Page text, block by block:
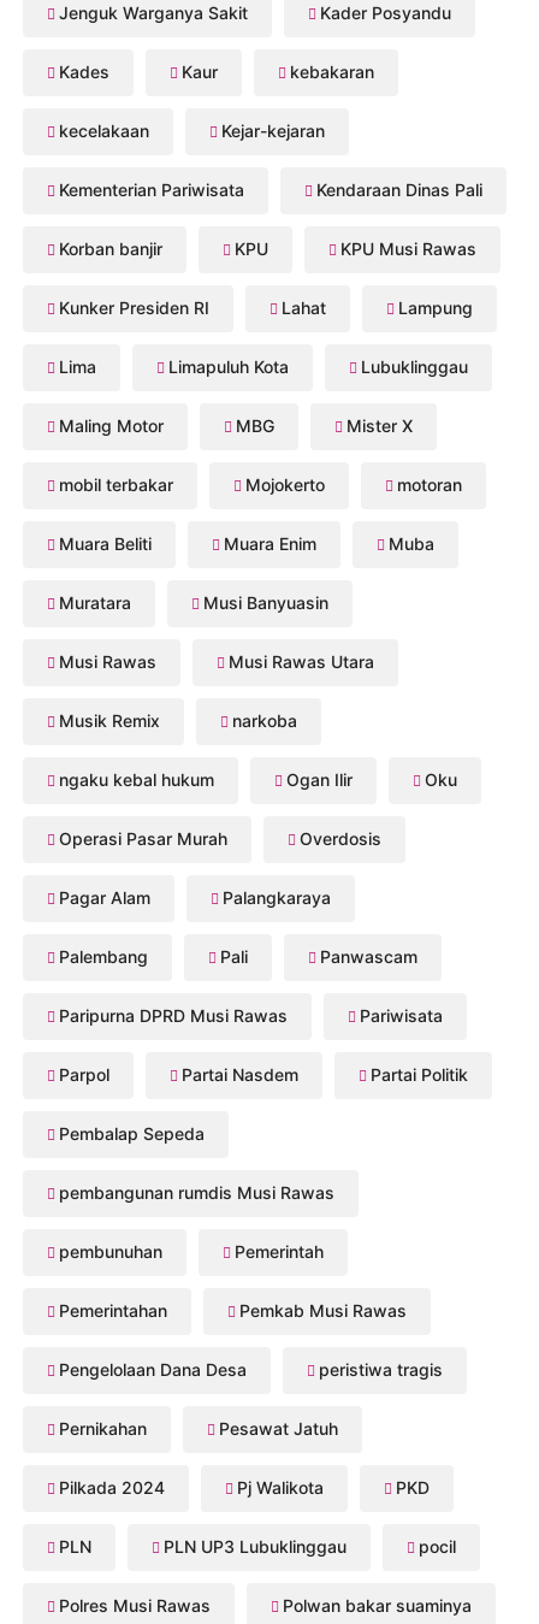
Jenguk Warganya Sakit Kader Posyandu
Kades Kaur kebakaran
kecelakaan Kejar-kejaran
Kementerian Pariwisata Kendaraan Dinas Pali
Korban banjir KPU KPU Musi Rawas
Kunker Presiden RI Lahat Lampung
Lima Limapuluh Kota Lubuklinggau
Maling Motor MBG Mister X
mobil terbakar Mojokerto motoran
Muara Beliti Muara Enim Muba
Muratara Musi Banyuasin
Musi Rawas Musi Rawas Utara
Musik Remix narkoba
ngaku kebal hukum Ogan Ilir Oku
Operasi Pasar Murah Overdosis
Pagar Alam Palangkaraya
Palembang Pali Panwascam
Paripurna DPRD Musi Rawas Pariwisata
Parpol Partai Nasdem Partai Politik
Pembalap Sepeda
pembangunan rumdis Musi Rawas
pembunuhan Pemerintah
Pemerintahan Pemkab Musi Rawas
Pengelolaan Dana Desa peristiwa tragis
Pernikahan Pesawat Jatuh
Pilkada 2024 Pj Walikota PKD
PLN PLN UP3 Lubuklinggau pocil
Polres Musi Rawas Polwan bakar suaminya